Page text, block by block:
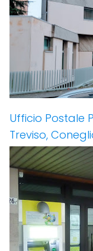
Ufficio Postale
Treviso,